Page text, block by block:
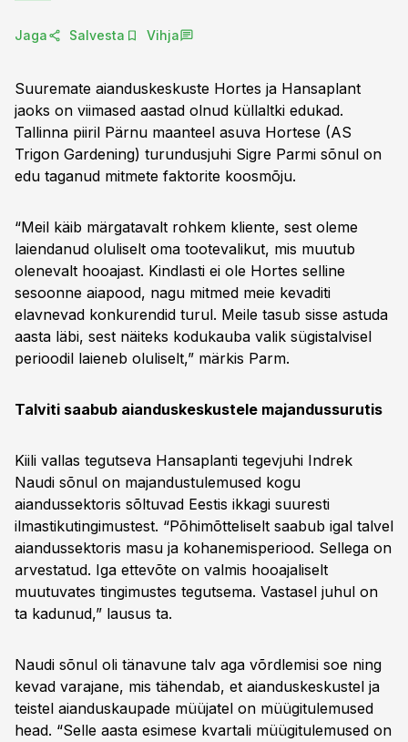
Jaga Salvesta Vihja
Suuremate aianduskeskuste Hortes ja Hansaplant
jaoks on viimased aastad olnud küllaltki edukad.
Tallinna piiril Pärnu maanteel asuva Hortese (AS
Trigon Gardening) turundusjuhi Sig­re Parmi sõnul on
edu taganud mitmete faktorite koosmõju.
“Meil käib märgatavalt rohkem kliente, sest oleme
laiendanud oluliselt oma tootevalikut, mis muutub
olenevalt hooajast. Kindlasti ei ole Hortes selline
sesoonne aiapood, nagu mitmed meie kevaditi
elavnevad konkurendid turul. Meile tasub sisse astuda
aasta läbi, sest näiteks kodukauba valik sügistalvisel
perioodil laieneb oluliselt,” märkis Parm.
Talviti saabub aianduskeskustele majandussurutis
Kiili vallas tegutseva Hansaplanti tegevjuhi Indrek
Naudi sõnul on majandustulemused kogu
aiandussektoris sõltuvad Eestis ikkagi suuresti
ilmastikutingimustest. “Põhimõtteliselt saabub igal talvel
aiandussektoris masu ja kohanemisperiood. Sellega on
arvestatud. Iga ettevõte on valmis hooajaliselt
muutuvates tingimustes tegutsema. Vastasel juhul on
ta kadunud,” lausus ta.
Naudi sõnul oli tänavune talv aga võrdlemisi soe ning
kevad varajane, mis tähendab, et aianduskeskustel ja
teistel aianduskaupade müüjatel on müügitulemused
head. “Selle aasta esimese kvartali müügitulemused on